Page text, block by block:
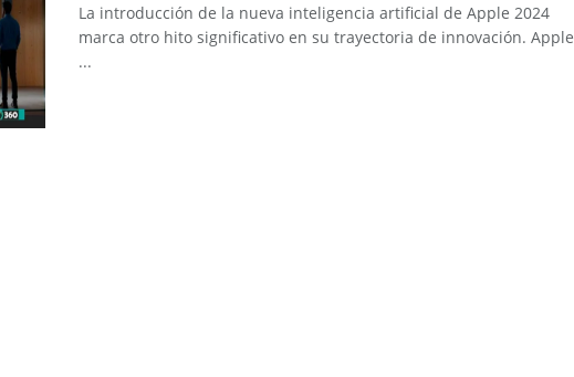
La introducción de la nueva inteligencia artificial de Apple 2024
marca otro hito significativo en su trayectoria de innovación. Apple
...